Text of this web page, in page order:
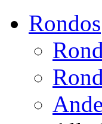
Rondos